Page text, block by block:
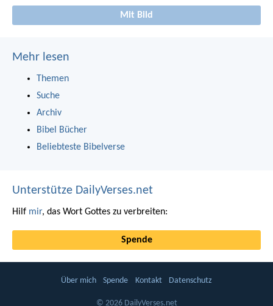
Mit Bild
Mehr lesen
Themen
Suche
Archiv
Bibel Bücher
Beliebteste Bibelverse
Unterstütze DailyVerses.net
Hilf mir, das Wort Gottes zu verbreiten:
Spende
Über mich Spende Kontakt Datenschutz
© 2026 DailyVerses.net